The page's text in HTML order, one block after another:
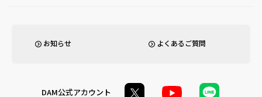
お知らせ よくあるご質問
DAM公式アカウント